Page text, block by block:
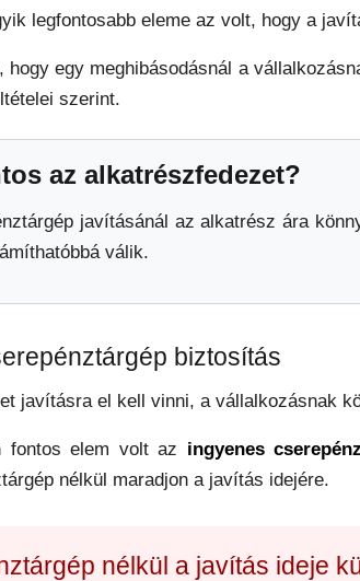
legfontosabb eleme az volt, hogy a
hogy egy meghibásodásnál a
szerint.
az alkatrészfedezet?
javításánál az alkatrész ára
válik.
biztosítás
javításra el kell vinni, a vállalkozásnak
fontos elem volt az ingyenes
nélkül maradjon a javítás idejére.
nélkül a javítás ideje